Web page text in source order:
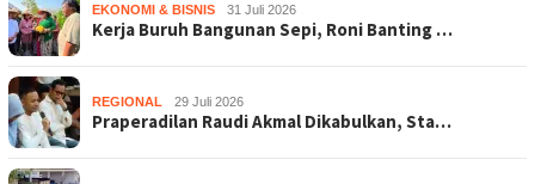
EKONOMI & BISNIS 31 Juli 2026
Kerja Buruh Bangunan Sepi, Roni Banting …
REGIONAL 29 Juli 2026
Praperadilan Raudi Akmal Dikabulkan, Sta…